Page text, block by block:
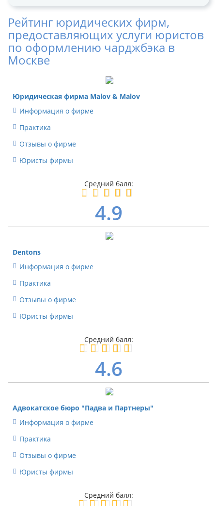
Рейтинг юридических фирм,
предоставляющих услуги юристов
по оформлению чарджбэка в
Москве
Юридическая фирма Malov & Malov
Информация о фирме
Практика
Отзывы о фирме
Юристы фирмы
4.9
Dentons
Информация о фирме
Практика
Отзывы о фирме
Юристы фирмы
4.6
Адвокатское бюро "Падва и Партнеры"
Информация о фирме
Практика
Отзывы о фирме
Юристы фирмы